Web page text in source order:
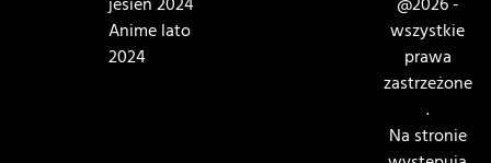
jesień 2024
Anime lato
2024
@2026 -
wszystkie
prawa
zastrzeżone
.
Na stronie